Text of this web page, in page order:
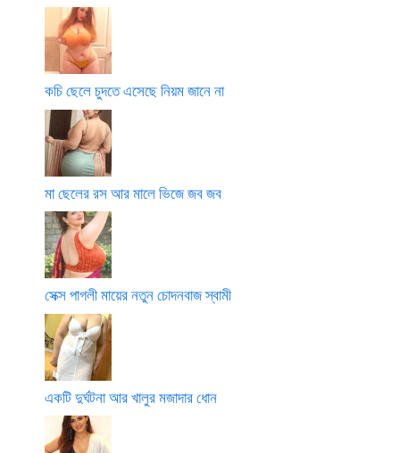
কচি ছেলে চুদতে এসেছে নিয়ম জানে না
মা ছেলের রস আর মালে ভিজে জব জব
সেক্স পাগলী মায়ের নতুন চোদনবাজ স্বামী
একটি দুর্ঘটনা আর খালুর মজাদার ধোন